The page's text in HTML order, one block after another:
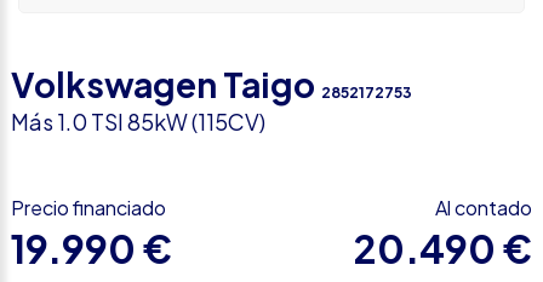
Volkswagen Taigo 2852172753
Más 1.0 TSI 85kW (115CV)
Precio financiado
19.990 €
Al contado
20.490 €